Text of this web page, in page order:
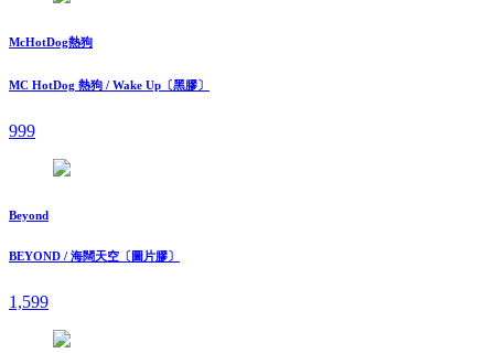
McHotDog熱狗
MC HotDog 熱狗 / Wake Up〔黑膠〕
999
Beyond
BEYOND / 海闊天空〔圖片膠〕
1,599